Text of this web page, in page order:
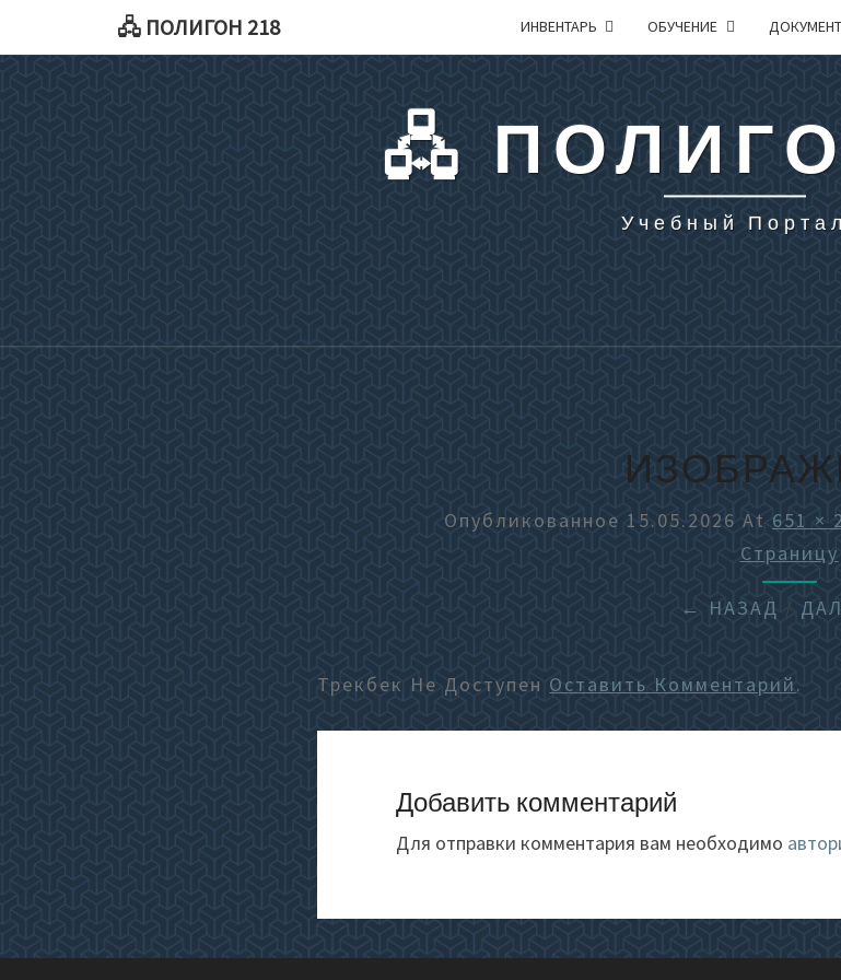
🖧 ПОЛИГОН 218 ИНВЕНТАРЬ ОБУЧЕНИЕ
🖧
Учебный Портал
Опубликованное 15.05.2026 At 651 ×
Страницу
← НАЗАД /
Трекбек Не Доступен Оставить Комментарий.
Добавить комментарий
Для отправки комментария вам необходимо